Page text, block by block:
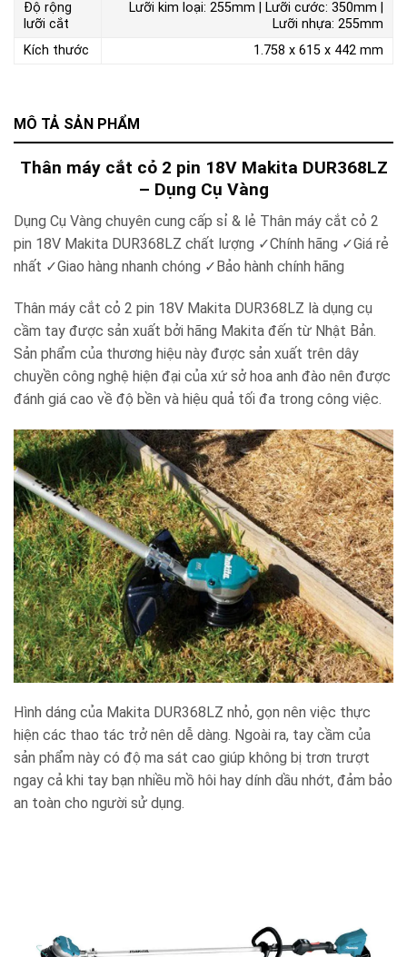
MÔ TẢ SẢN PHẨM
Thân máy cắt cỏ 2 pin 18V Makita DUR368LZ
– Dụng Cụ Vàng
Dụng Cụ Vàng chuyên cung cấp sỉ & lẻ Thân máy cắt cỏ 2
pin 18V Makita DUR368LZ chất lượng ✓Chính hãng ✓Giá rẻ
nhất ✓Giao hàng nhanh chóng ✓Bảo hành chính hãng
Thân máy cắt cỏ 2 pin 18V Makita DUR368LZ là dụng cụ
cầm tay được sản xuất bởi hãng Makita đến từ Nhật Bản.
Sản phẩm của thương hiệu này được sản xuất trên dây
chuyền công nghệ hiện đại của xứ sở hoa anh đào nên được
đánh giá cao về độ bền và hiệu quả tối đa trong công việc.
Hình dáng của Makita DUR368LZ nhỏ, gọn nên việc thực
hiện các thao tác trở nên dễ dàng. Ngoài ra, tay cầm của
sản phẩm này có độ ma sát cao giúp không bị trơn trượt
ngay cả khi tay bạn nhiều mồ hôi hay dính dầu nhớt, đảm bảo
an toàn cho người sử dụng.
Độ rộng
lưỡi cắt
Lưỡi kim loại: 255mm | Lưỡi cước: 350mm |
Lưỡi nhựa: 255mm
Kích thước
1.758 x 615 x 442 mm